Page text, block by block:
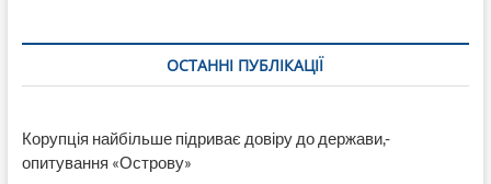
ОСТАННІ ПУБЛІКАЦІЇ
Корупція найбільше підриває довіру до держави,-
опитування «Острову»